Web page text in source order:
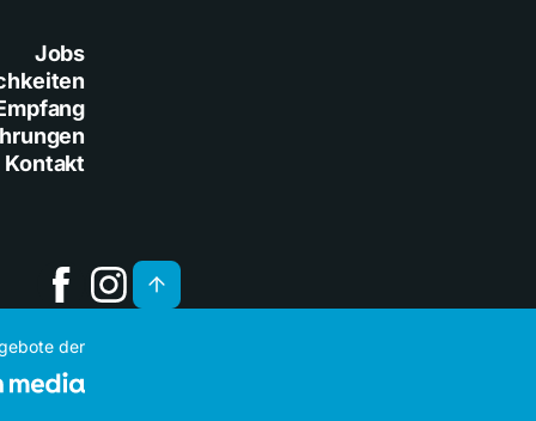
Jobs
Kontakt
der